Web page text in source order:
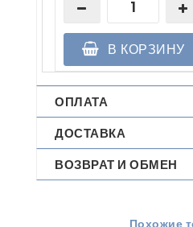
В КОРЗИНУ
ОПЛАТА
ДОСТАВКА
ВОЗВРАТ И ОБМЕН
Похожие